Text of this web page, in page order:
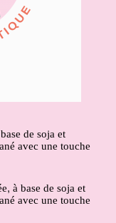
de soja et
avec une touche
à base de soja et
avec une touche